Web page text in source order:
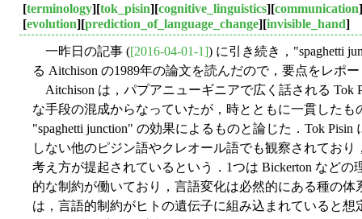
[terminology][tok_pisin][cognitive_linguistics][communication
[evolution][prediction_of_language_change][invisible_hand]
一昨日の記事 ([2016-04-01-1]) に引き続き，"spaghetti
る Aitchison の1989年の論文を読んだので，要点をレポ
Aitchison は，パプアニューギニアで広く話される Tok
な手段の混成からなっていたが，時とともに一貫した
"spaghetti junction" の効果によるものと論じた．Tok
しない他のピジン語やクレオール語でも観察されてお
考え方が提起されているという．1つは Bickerton など
的な制約が働いており，言語変化は必然的にある種の
は，言語的制約がヒトの遺伝子に組み込まれていると想